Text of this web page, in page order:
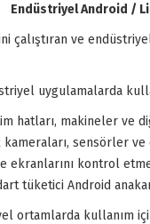
Endüstriyel Android /
ve
uygulamalarda
hatları, makineler ve
sensörler
ekranlarını kontrol
tüketici Android
ortamlarda kullanım